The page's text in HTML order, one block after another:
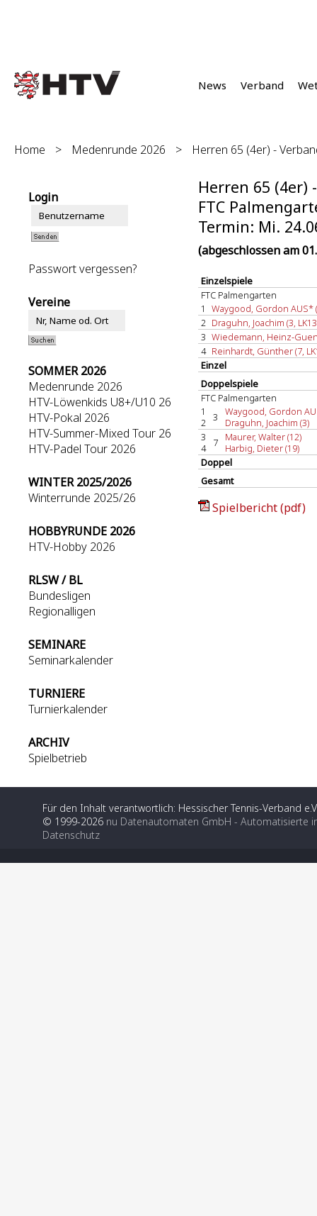
News Verband
Home > Medenrunde 2026 > Herren 65 (4er) -
Login
Passwort vergessen?
Vereine
SOMMER 2026
Medenrunde 2026
HTV-Löwenkids U8+/U10 26
HTV-Pokal 2026
HTV-Summer-Mixed Tour 26
HTV-Padel Tour 2026
WINTER 2025/2026
Winterrunde 2025/26
HOBBYRUNDE 2026
HTV-Hobby 2026
RLSW / BL
Bundesligen
Regionalligen
SEMINARE
Seminarkalender
TURNIERE
Turnierkalender
ARCHIV
Spielbetrieb
Herren 65 (4er)
FTC
Termin: Mi.
(abgeschlossen am
Einzelspiele
FTC Palmengarten
1
Waygood, Gordon AUS*
2 Draguhn, Joachim (3,
3 Wiedemann, Heinz-
4 Reinhardt, Günther (7,
Einzel
Doppelspiele
FTC Palmengarten
1
2 3
Waygood, Gordon
Draguhn, Joachim (3)
3
4
7
Maurer, Walter (12)
Harbig, Dieter (19)
Doppel
Gesamt
Spielbericht (pdf)
Für den Inhalt verantwortlich: Hessischer Tennis-Verband
© 1999-2026 nu Datenautomaten GmbH - Automatisierte
Datenschutz